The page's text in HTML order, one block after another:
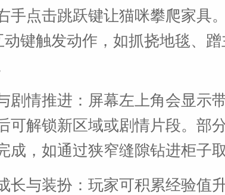
手点击跳跃键让猫咪攀爬家具
动键触发动作，如抓挠地毯、
剧情推进：屏幕左上角会显示
可解锁新区域或剧情片段。部
成，如通过狭窄缝隙钻进柜子取
长与装扮：玩家可积累经验值